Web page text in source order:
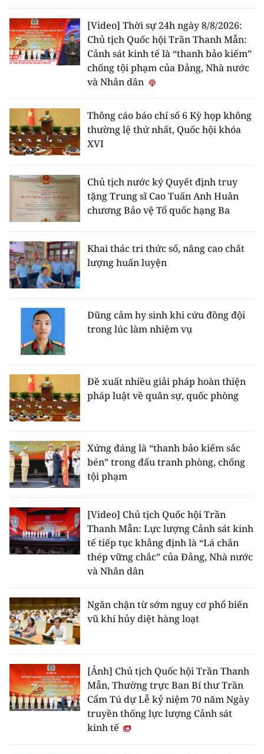
[Video] Thời sự 24h ngày 8/8/2026:
Chủ tịch Quốc hội Trần Thanh Mẫn:
Cảnh sát kinh tế là “thanh bảo kiếm”
chống tội phạm của Đảng, Nhà nước
và Nhân dân
Thông cáo báo chí số 6 Kỳ họp không
thường lệ thứ nhất, Quốc hội khóa
XVI
Chủ tịch nước ký Quyết định truy
tặng Trung sĩ Cao Tuấn Anh Huân
chương Bảo vệ Tổ quốc hạng Ba
Khai thác tri thức số, nâng cao chất
lượng huấn luyện
Dũng cảm hy sinh khi cứu đồng đội
trong lúc làm nhiệm vụ
Đề xuất nhiều giải pháp hoàn thiện
pháp luật về quân sự, quốc phòng
Xứng đáng là “thanh bảo kiếm sắc
bén” trong đấu tranh phòng, chống
tội phạm
[Video] Chủ tịch Quốc hội Trần
Thanh Mẫn: Lực lượng Cảnh sát kinh
tế tiếp tục khẳng định là “Lá chắn
thép vững chắc” của Đảng, Nhà nước
và Nhân dân
Ngăn chặn từ sớm nguy cơ phổ biến
vũ khí hủy diệt hàng loạt
[Ảnh] Chủ tịch Quốc hội Trần Thanh
Mẫn, Thường trực Ban Bí thư Trần
Cẩm Tú dự Lễ kỷ niệm 70 năm Ngày
truyền thống lực lượng Cảnh sát
kinh tế